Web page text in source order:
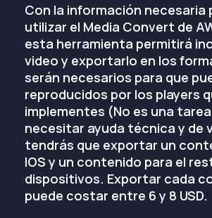
Con la información necesaria
utilizar el Media Convert de
esta herramienta permitirá
video y exportarlo en los
serán necesarios para que
reproducidos por los players
implementes (No es una
necesitar ayuda técnica y de
tendrás que exportar un
IOS y un contenido para el
dispositivos. Exportar cada
puede costar entre 6 y 8 USD.